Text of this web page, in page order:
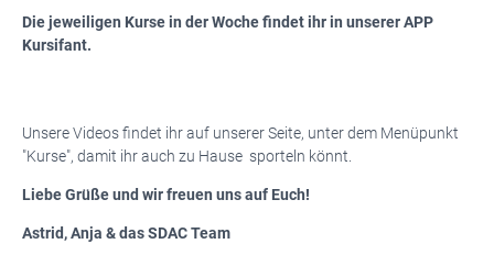
Die jeweiligen Kurse in der Woche findet ihr in unserer APP
Kursifant.
Unsere Videos findet ihr auf unserer Seite, unter dem Menüpunkt
"Kurse", damit ihr auch zu Hause sporteln könnt.
Liebe Grüße und wir freuen uns auf Euch!
Astrid, Anja & das SDAC Team